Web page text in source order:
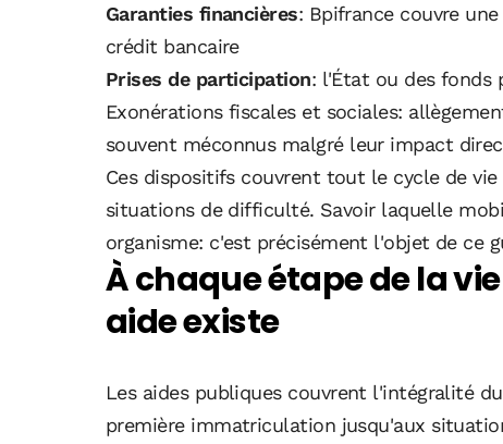
Garanties financières: Bpifrance couvre
crédit bancaire
Prises de participation: l'État ou des fonds
Exonérations fiscales et sociales:
souvent méconnus malgré leur impact
Ces dispositifs couvrent tout le cycle de
situations de difficulté. Savoir laquelle
organisme: c'est précisément l'objet de ce
À chaque étape de la
aide existe
Les aides publiques couvrent l'intégralité
première immatriculation jusqu'aux